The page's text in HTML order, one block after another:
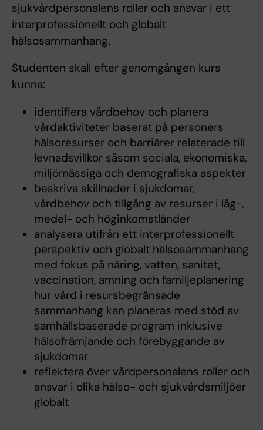
sjukvårdpersonalens roller och ansvar i ett
interprofessionellt och globalt
hälsosammanhang.
Studenten skall efter genomgången kurs
kunna:
identifiera vårdbehov och planera
vårdaktiviteter baserat på personers
hälsoresurser och barriärer relaterade till
levnadsvillkor såsom sociala, ekonomiska,
miljömässiga och demografiska aspekter
beskriva skillnader i sjukdomar,
vårdbehov och tillgång av resurser i låg-,
medel- och höginkomstländer
analysera utifrån ett interprofessionellt
perspektiv och globalt hälsosammanhang
med fokus på näring, vatten, sanitet,
vaccination, amning och familjeplanering
hur vård i resursbegränsade
sammanhang kan planeras med stöd av
samhällsbaserade program inklusive
hälsofrämjande och förebyggande av
sjukdomar
reflektera över vårdpersonalens roller och
ansvar i olika hälso- och sjukvårdsmiljöer
globalt